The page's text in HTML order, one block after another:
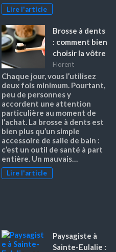
Lire l'article
Brosse à dents
: comment bien
choisir la vôtre
Florent
Chaque jour, vous l’utilisez
deux fois minimum. Pourtant,
peu de personnes y
accordent une attention
particulière au moment de
l’achat. La brosse à dents est
bien plus qu’un simple
accessoire de salle de bain :
c’est un outil de santé à part
entière. Un mauvais…
Lire l'article
Paysagiste à
Sainte-Eulalie :